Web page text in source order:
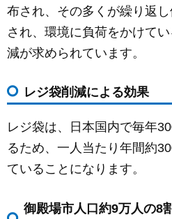
布され、その多くが繰り返
され、環境に負荷をかけて
減が求められています。
レジ袋削減による効果
レジ袋は、日本国内で毎年
るため、一人当たり年間約
ていることになります。
御殿場市人口約9万人の8